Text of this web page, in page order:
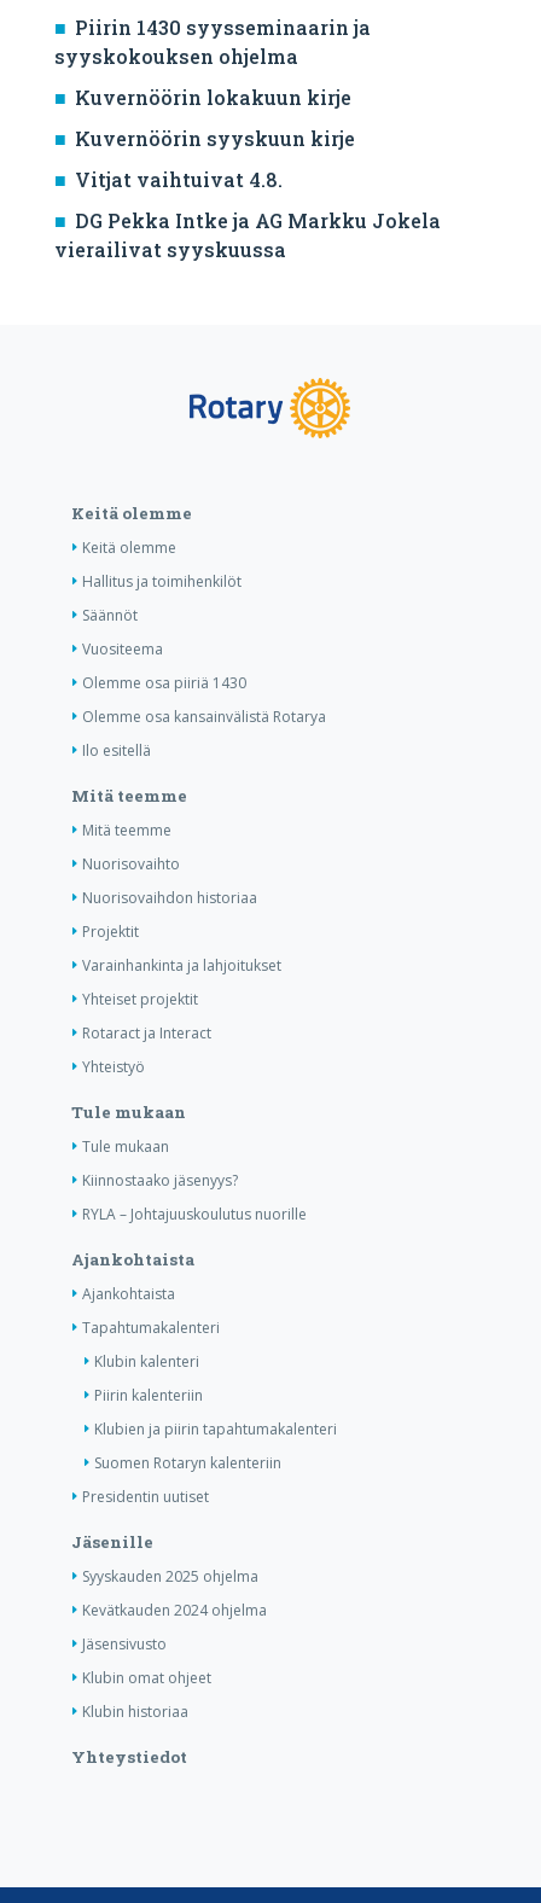
Piirin 1430 syysseminaarin ja
syyskokouksen ohjelma
Kuvernöörin lokakuun kirje
Kuvernöörin syyskuun kirje
Vitjat vaihtuivat 4.8.
DG Pekka Intke ja AG Markku Jokela
vierailivat syyskuussa
Keitä olemme
Keitä olemme
Hallitus ja toimihenkilöt
Säännöt
Vuositeema
Olemme osa piiriä 1430
Olemme osa kansainvälistä Rotarya
Ilo esitellä
Mitä teemme
Mitä teemme
Nuorisovaihto
Nuorisovaihdon historiaa
Projektit
Varainhankinta ja lahjoitukset
Yhteiset projektit
Rotaract ja Interact
Yhteistyö
Tule mukaan
Tule mukaan
Kiinnostaako jäsenyys?
RYLA – Johtajuuskoulutus nuorille
Ajankohtaista
Ajankohtaista
Tapahtumakalenteri
Klubin kalenteri
Piirin kalenteriin
Klubien ja piirin tapahtumakalenteri
Suomen Rotaryn kalenteriin
Presidentin uutiset
Jäsenille
Syyskauden 2025 ohjelma
Kevätkauden 2024 ohjelma
Jäsensivusto
Klubin omat ohjeet
Klubin historiaa
Yhteystiedot